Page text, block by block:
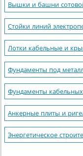
Вышки и башни
Стойки линий
Лотки кабельные и
Фундаменты под
Фундаменты кабельных
Анкерные плиты и
Энергетическое